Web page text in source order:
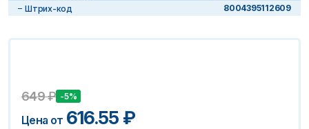
Штрих-код
8004395112609
649₽ -5%
Цена от 616.55 ₽